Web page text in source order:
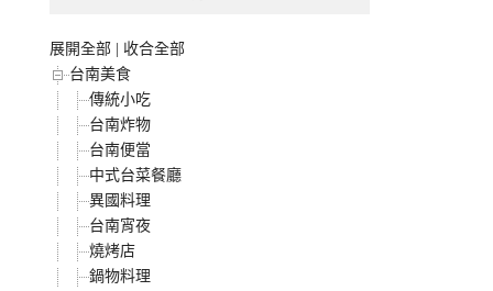
展開全部
收合全部
台南美食
傳統小吃
台南炸物
台南便當
中式台菜餐廳
異國料理
台南宵夜
燒烤店
鍋物料理